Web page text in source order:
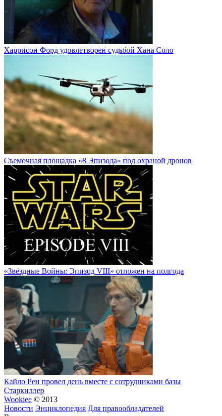
Харрисон Форд удовлетворен судьбой Хана Соло
Cъемочная площадка «8 Эпизода» под охраной дронов
«Звёздные Войны: Эпизод VIII» отложен на полгода
Кайло Рен провел день вместе с сотрудниками базы
Старкиллер
Wookiee © 2013
Новости Энциклопедия Для правообладателей